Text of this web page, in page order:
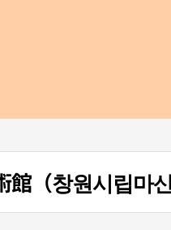
（창원시립마